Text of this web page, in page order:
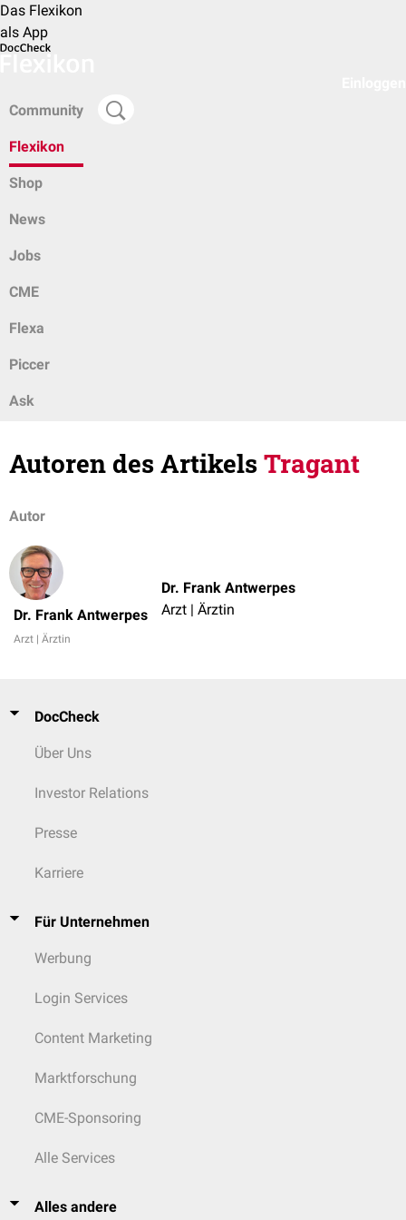
Das Flexikon
als App
Community
Flexikon
Shop
News
Jobs
CME
Flexa
Piccer
Ask
Autoren des ArtikelsTragant
Autor
Dr. Frank Antwerpes
Arzt | Ärztin
Dr. Frank Antwerpes
Arzt | Ärztin
DocCheck
Über Uns
Investor Relations
Presse
Karriere
Für Unternehmen
Werbung
Login Services
Content Marketing
Marktforschung
CME-Sponsoring
Alle Services
Alles andere